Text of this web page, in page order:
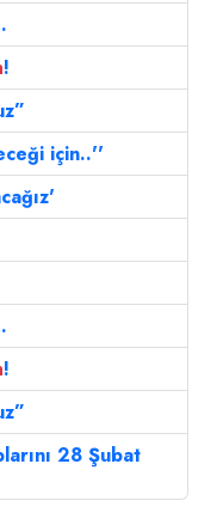
!
için..''
!
28 Şubat